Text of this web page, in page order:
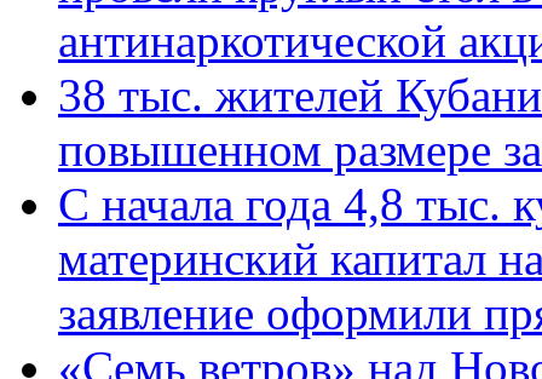
антинаркотической
38 тыс. жителей
повышенном размере
С начала года 4,8 тыс.
материнский капитал
заявление оформили
«Семь ветров» над